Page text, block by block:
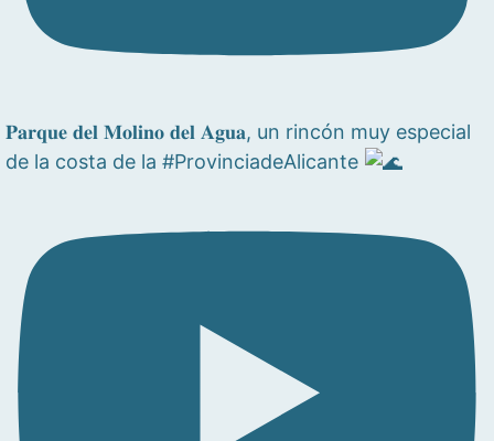
𝐏𝐚𝐫𝐪𝐮𝐞 𝐝𝐞𝐥 𝐌𝐨𝐥𝐢𝐧𝐨 𝐝𝐞𝐥 𝐀𝐠𝐮𝐚, un rincón muy especial
de la costa de la #ProvinciadeAlicante